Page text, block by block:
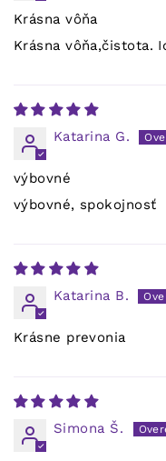
Krásna vôňa
Krásna vôňa,čistota.
Katarina G.
výbovné
výbovné, spokojnosť
Katarina B.
Krásne prevonia
Simona Š.